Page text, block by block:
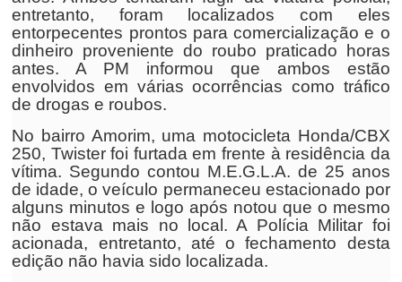
entretanto, foram localizados com eles
entorpecentes prontos para comercialização e o
dinheiro proveniente do roubo praticado horas
antes. A PM informou que ambos estão
envolvidos em várias ocorrências como tráfico
de drogas e roubos.
No bairro Amorim, uma motocicleta Honda/CBX
250, Twister foi furtada em frente à residência da
vítima. Segundo contou M.E.G.L.A. de 25 anos
de idade, o veículo permaneceu estacionado por
alguns minutos e logo após notou que o mesmo
não estava mais no local. A Polícia Militar foi
acionada, entretanto, até o fechamento desta
edição não havia sido localizada.